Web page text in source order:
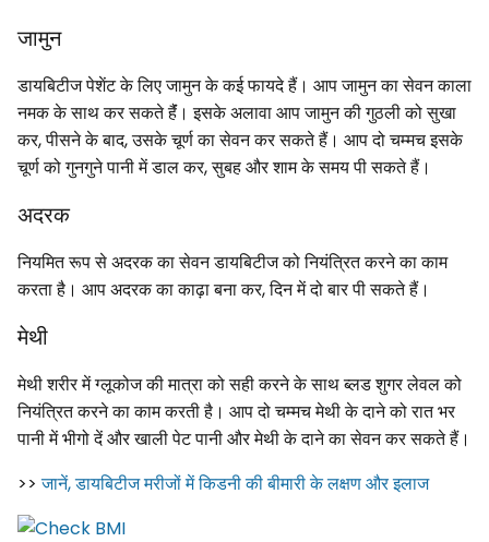
जामुन
डायबिटीज पेशेंट के लिए जामुन के कई फायदे हैं। आप जामुन का सेवन काला
नमक के साथ कर सकते हैंं। इसके अलावा आप जामुन की गुठली को सुखा
कर, पीसने के बाद, उसके चूर्ण का सेवन कर सकते हैं। आप दो चम्मच इसके
चूर्ण को गुनगुने पानी में डाल कर, सुबह और शाम के समय पी सकते हैं।
अदरक
नियमित रूप से अदरक का सेवन डायबिटीज को नियंत्रित करने का काम
करता है। आप अदरक का काढ़ा बना कर, दिन में दो बार पी सकते हैं।
मेथी
मेथी शरीर में ग्लूकोज की मात्रा को सही करने के साथ ब्लड शुगर लेवल को
नियंत्रित करने का काम करती है। आप दो चम्मच मेथी के दाने को रात भर
पानी में भीगो दें और खाली पेट पानी और मेथी के दाने का सेवन कर सकते हैं।
>>जानें, डायबिटीज मरीजों में किडनी की बीमारी के लक्षण और इलाज